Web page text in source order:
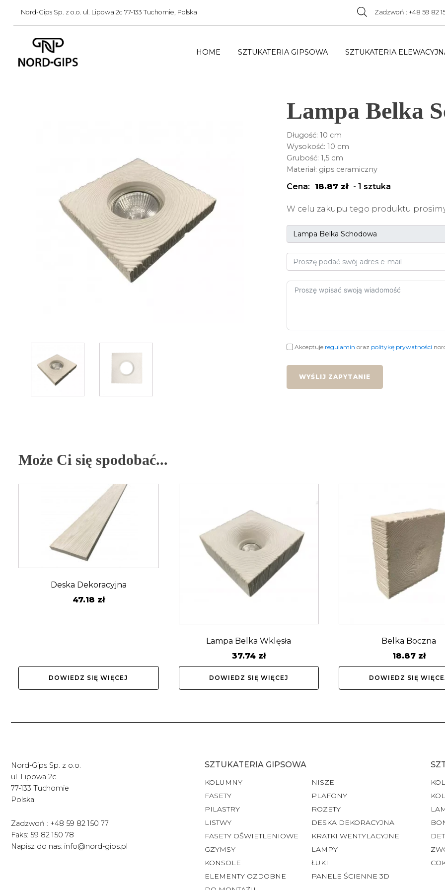
Nord-Gips Sp. z o.o. ul. Lipowa 2c 77-133 Tuchomie, Polska Zadzwoń : +48 59 82
HOME SZTUKATERIA GIPSOWA SZTUKATERIA
Lampa Belka
Długość: 10 cm
Wysokość: 10 cm
Grubość: 1,5 cm
Materiał: gips ceramiczny
Cena: 18.87 zł - 1 sztuka
W celu zakupu tego produktu
Akceptuje regulamin oraz politykę prywatności
WYŚLIJ ZAPYTANIE
Może Ci się spodobać...
Deska Dekoracyjna
47.18 zł
DOWIEDZ SIĘ WIĘCEJ
Lampa Belka Wklęsła
37.74 zł
DOWIEDZ SIĘ WIĘCEJ
Belka Boczna
18.87 zł
DOWIEDZ SIĘ
Nord-Gips Sp. z o.o.
ul. Lipowa 2c
77-133 Tuchomie
Polska
Zadzwoń : +48 59 82 150 77
Faks: 59 82 150 78
Napisz do nas: info@nord-gips.pl
SZTUKATERIA GIPSOWA
KOLUMNY
FASETY
PILASTRY
LISTWY
FASETY OŚWIETLENIOWE
GZYMSY
KONSOLE
ELEMENTY OZDOBNE
NISZE
PLAFONY
ROZETY
DESKA DEKORACYJNA
KRATKI WENTYLACYJNE
LAMPY
ŁUKI
PANELE ŚCIENNE 3D